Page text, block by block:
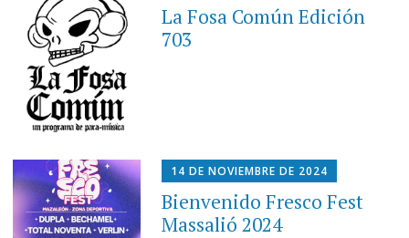
La Fosa Común Edición
703
14 DE NOVIEMBRE DE 2024
Bienvenido Fresco Fest
Massalió 2024